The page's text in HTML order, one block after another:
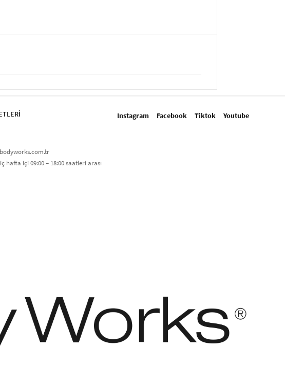
Instagram Facebook Tiktok Youtube
hafta içi 09:00 – 18:00 saatleri arası​